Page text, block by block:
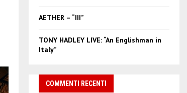
AETHER – “III”
TONY HADLEY LIVE: “An Englishman in
Italy”
COMMENTI RECENTI